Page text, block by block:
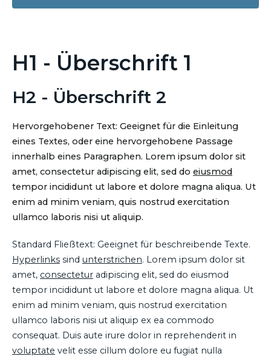
H1 - Überschrift 1
H2 - Überschrift 2
Hervorgehobener Text: Geeignet für die Einleitung
eines Textes, oder eine hervorgehobene Passage
innerhalb eines Paragraphen. Lorem ipsum dolor sit
amet, consectetur adipiscing elit, sed do eiusmod
tempor incididunt ut labore et dolore magna aliqua. Ut
enim ad minim veniam, quis nostrud exercitation
ullamco laboris nisi ut aliquip.
Standard Fließtext: Geeignet für beschreibende Texte.
Hyperlinks sind unterstrichen. Lorem ipsum dolor sit
amet, consectetur adipiscing elit, sed do eiusmod
tempor incididunt ut labore et dolore magna aliqua. Ut
enim ad minim veniam, quis nostrud exercitation
ullamco laboris nisi ut aliquip ex ea commodo
consequat. Duis aute irure dolor in reprehenderit in
voluptate velit esse cillum dolore eu fugiat nulla